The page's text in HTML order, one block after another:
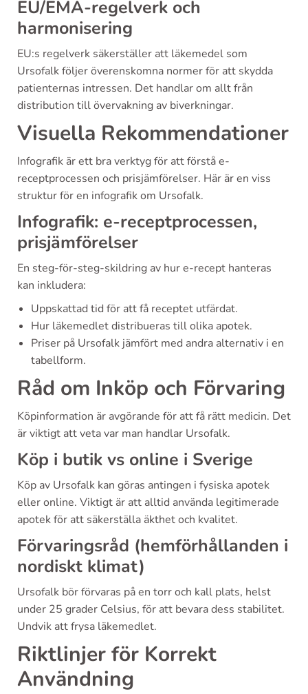
EU/EMA-regelverk och
harmonisering
EU:s regelverk säkerställer att läkemedel som
Ursofalk följer överenskomna normer för att skydda
patienternas intressen. Det handlar om allt från
distribution till övervakning av biverkningar.
Visuella Rekommendationer
Infografik är ett bra verktyg för att förstå e-
receptprocessen och prisjämförelser. Här är en viss
struktur för en infografik om Ursofalk.
Infografik: e-receptprocessen,
prisjämförelser
En steg-för-steg-skildring av hur e-recept hanteras
kan inkludera:
Uppskattad tid för att få receptet utfärdat.
Hur läkemedlet distribueras till olika apotek.
Priser på Ursofalk jämfört med andra alternativ i en
tabellform.
Råd om Inköp och Förvaring
Köpinformation är avgörande för att få rätt medicin. Det
är viktigt att veta var man handlar Ursofalk.
Köp i butik vs online i Sverige
Köp av Ursofalk kan göras antingen i fysiska apotek
eller online. Viktigt är att alltid använda legitimerade
apotek för att säkerställa äkthet och kvalitet.
Förvaringsråd (hemförhållanden i
nordiskt klimat)
Ursofalk bör förvaras på en torr och kall plats, helst
under 25 grader Celsius, för att bevara dess stabilitet.
Undvik att frysa läkemedlet.
Riktlinjer för Korrekt
Användning